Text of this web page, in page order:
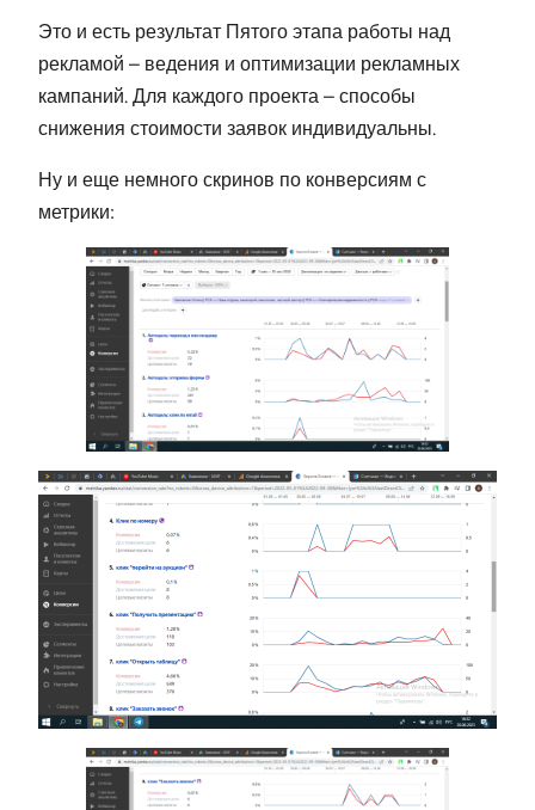
Это и есть результат Пятого этапа работы над
рекламой – ведения и оптимизации рекламных
кампаний. Для каждого проекта – способы
снижения стоимости заявок индивидуальны.
Ну и еще немного скринов по конверсиям с
метрики: